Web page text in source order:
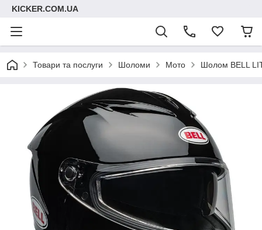
KICKER.COM.UA
Товари та послуги Шоломи Мото Шолом BELL